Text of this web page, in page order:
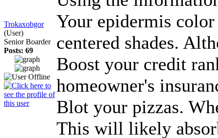
Trokaxobgor
(User)
Senior Boarder
Posts: 69
Your epidermis
centered shades.
Boost your credit
homeowner's
Blot your pizzas.
This will likely